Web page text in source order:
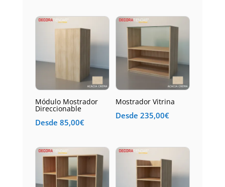
Módulo Mostrador
Direccionable
Desde 85,00€
Mostrador Vitrina
Desde235,00€